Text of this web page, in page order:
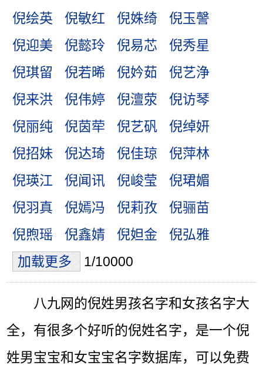
倪绘英
倪敏红 倪姝绮
倪玉謦
倪迎美
倪懿玲 倪易芯
倪秀星
倪琪留
倪若晞 倪妗茹
倪艺浄
倪来洪
倪伟婷 倪澶荥
倪访琴
倪丽纯
倪茵荦 倪艺矾
倪绰妍
倪招妹
倪达琦 倪佳琼
倪萍林
倪瑛江
倪闻讯 倪峻莹
倪珺媚
倪羽真
倪嫣冯 倪莉孜
倪骊苗
倪煦瑶
倪鑫婧 倪妲金
倪弘雅
加载更多
1/10000
八九网的倪姓男孩名字和女孩名字大
全，有很多个好听的倪姓名字，是一个倪
姓男宝宝和女宝宝名字数据库，可以免费